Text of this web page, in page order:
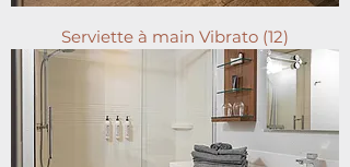
Serviette à main Vibrato (12)